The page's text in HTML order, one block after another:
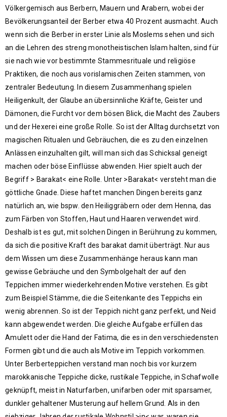
Völkergemisch aus Berbern, Mauern und Arabern, wobei der
Bevölkerungsanteil der Berber etwa 40 Prozent ausmacht. Auch
wenn sich die Berber in erster Linie als Moslems sehen und sich
an die Lehren des streng monotheistischen Islam halten, sind für
sie nach wie vor bestimmte Stammesrituale und religiöse
Praktiken, die noch aus vorislamischen Zeiten stammen, von
zentraler Bedeutung. In diesem Zusammenhang spielen
Heiligenkult, der Glaube an übersinnliche Kräfte, Geister und
Dämonen, die Furcht vor dem bösen Blick, die Macht des Zaubers
und der Hexerei eine große Rolle. So ist der Alltag durchsetzt von
magischen Ritualen und Gebräuchen, die es zu den einzelnen
Anlässen einzuhalten gilt, will man sich das Schicksal geneigt
machen oder böse Einflüsse abwenden. Hier spielt auch der
Begriff > Barakat< eine Rolle. Unter >Barakat< versteht man die
göttliche Gnade. Diese haftet manchen Dingen bereits ganz
natürlich an, wie bspw. den Heiliggräbern oder dem Henna, das
zum Färben von Stoffen, Haut und Haaren verwendet wird.
Deshalb ist es gut, mit solchen Dingen in Berührung zu kommen,
da sich die positive Kraft des barakat damit überträgt. Nur aus
dem Wissen um diese Zusammenhänge heraus kann man
gewisse Gebräuche und den Symbolgehalt der auf den
Teppichen immer wiederkehrenden Motive verstehen. Es gibt
zum Beispiel Stämme, die die Seitenkante des Teppichs ein
wenig abrennen. So ist der Teppich nicht ganz perfekt, und Neid
kann abgewendet werden. Die gleiche Aufgabe erfüllen das
Amulett oder die Hand der Fatima, die es in den verschiedensten
Formen gibt und die auch als Motive im Teppich vorkommen.
Unter Berberteppichen verstand man noch bis vor kurzem
marokkanische Teppiche dicke, rustikale Teppiche, in Schafwolle
geknüpft, meist in Naturfarben, unifarben oder mit sparsamer,
dunkler gehaltener Musterung auf hellem Grund. Als in den